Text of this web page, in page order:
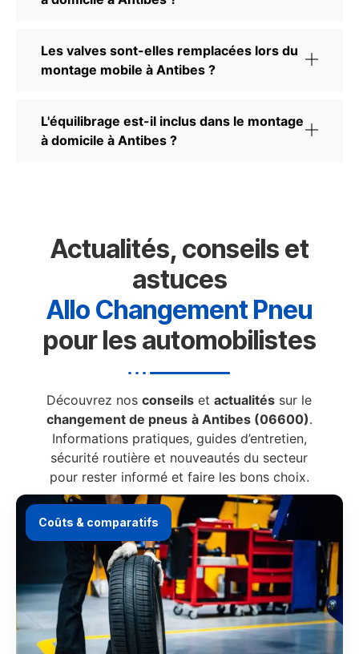
Les valves sont-elles remplacées lors du
montage mobile à Antibes ?
L'équilibrage est-il inclus dans le montage
à domicile à Antibes ?
Actualités, conseils et
astuces
Allo Changement Pneu
pour les automobilistes
Découvrez nosconseils etactualités sur le
changement de pneus à Antibes (06600).
Informations pratiques, guides d’entretien,
sécurité routière et nouveautés du secteur
pour rester informé et faire les bons choix.
Coûts & comparatifs